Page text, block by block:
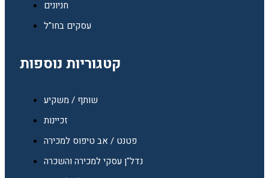
חניונים
עסקים בחו"ל
קטגוריות נוספות
שותף / משקיע
זכיינות
פטנט / אב טיפוס למכירה
נדל"ן עסקי למכירה והשכרה